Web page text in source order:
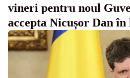
vineri pentru noul
accepta Nicușor Dan